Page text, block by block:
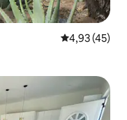
საშუალო
4,93 (45)